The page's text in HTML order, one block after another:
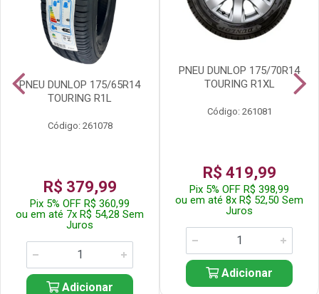
PNEU DUNLOP 175/65R14
TOURING R1L
Código: 261078
R$ 379,99
Pix 5% OFF R$ 360,99
ou em até 7x R$ 54,28 Sem
Juros
Adicionar
PNEU DUNLOP 175/70R14
TOURING R1XL
Código: 261081
R$ 419,99
Pix 5% OFF R$ 398,99
ou em até 8x R$ 52,50 Sem
Juros
Adicionar